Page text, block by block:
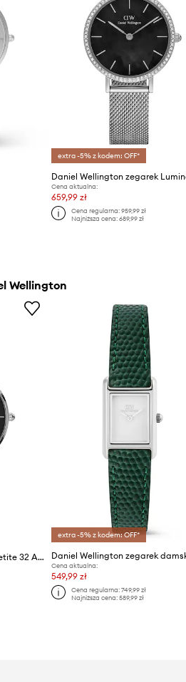
extra -5% z kodem: OFF*
Cena aktualna:
659,99 zł
Cena regularna: 959,99 zł
Najniższa cena: 689,99 zł
Wellington
Daniel Wellington zegarek Petite 32 Ashfield
extra -5% z kodem: OFF*
Daniel Wellington zegarek
Cena aktualna:
549,99 zł
Cena regularna: 749,99 zł
Najniższa cena: 589,99 zł